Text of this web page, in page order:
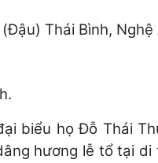
Thái Bình, Nghệ
biểu họ Đỗ Thái
hương lễ tổ tại